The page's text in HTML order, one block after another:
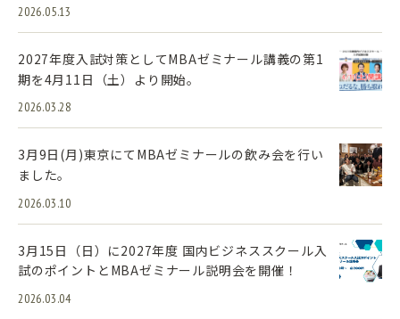
2026.05.13
2027年度入試対策としてMBAゼミナール講義の第1
期を4月11日（土）より開始。
2026.03.28
3月9日(月)東京にてMBAゼミナールの飲み会を行い
ました。
2026.03.10
3月15日（日）に2027年度 国内ビジネススクール入
試のポイントとMBAゼミナール説明会を開催！
2026.03.04